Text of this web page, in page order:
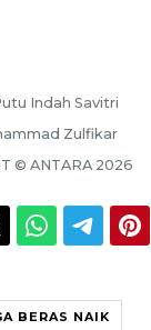
Indah Savitri
Zulfikar
© ANTARA 2026
BERAS NAIK